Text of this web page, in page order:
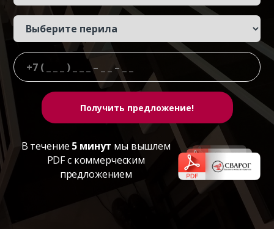
В течение 5 минут мы вышлем
PDF с коммерческим
предложением